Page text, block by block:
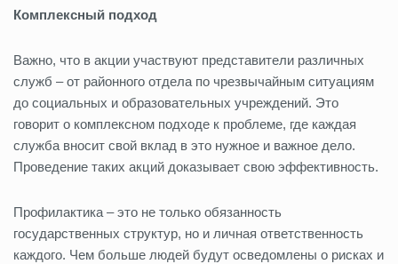
Комплексный подход
Важно, что в акции участвуют представители различных
служб – от районного отдела по чрезвычайным ситуациям
до социальных и образовательных учреждений. Это
говорит о комплексном подходе к проблеме, где каждая
служба вносит свой вклад в это нужное и важное дело.
Проведение таких акций доказывает свою эффективность.
Профилактика – это не только обязанность
государственных структур, но и личная ответственность
каждого. Чем больше людей будут осведомлены о рисках и